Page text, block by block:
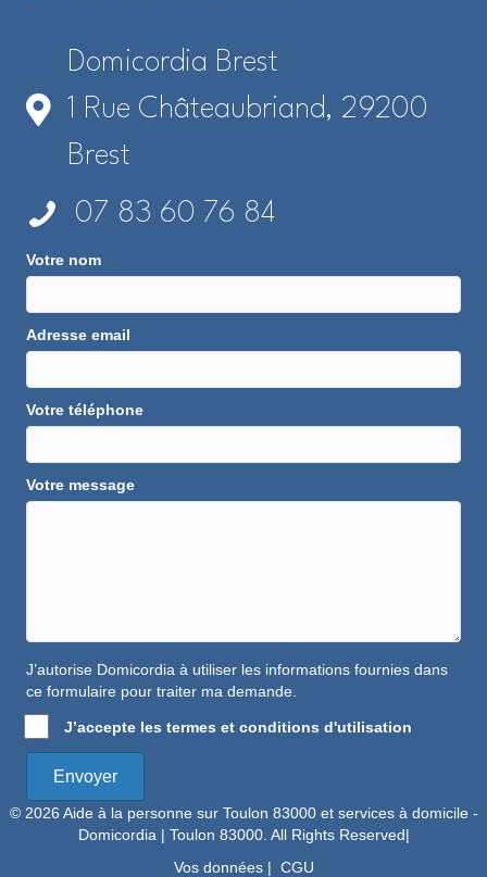
Domicordia Brest
1 Rue Châteaubriand, 29200
Brest
07 83 60 76 84
Votre nom
Adresse email
Votre téléphone
Votre message
J’autorise Domicordia à utiliser les informations fournies dans
ce formulaire pour traiter ma demande.
J’accepte les termes et conditions d'utilisation
Envoyer
© 2026 Aide à la personne sur Toulon 83000 et services à domicile -
Domicordia | Toulon 83000. All Rights Reserved|
Vos données| CGU